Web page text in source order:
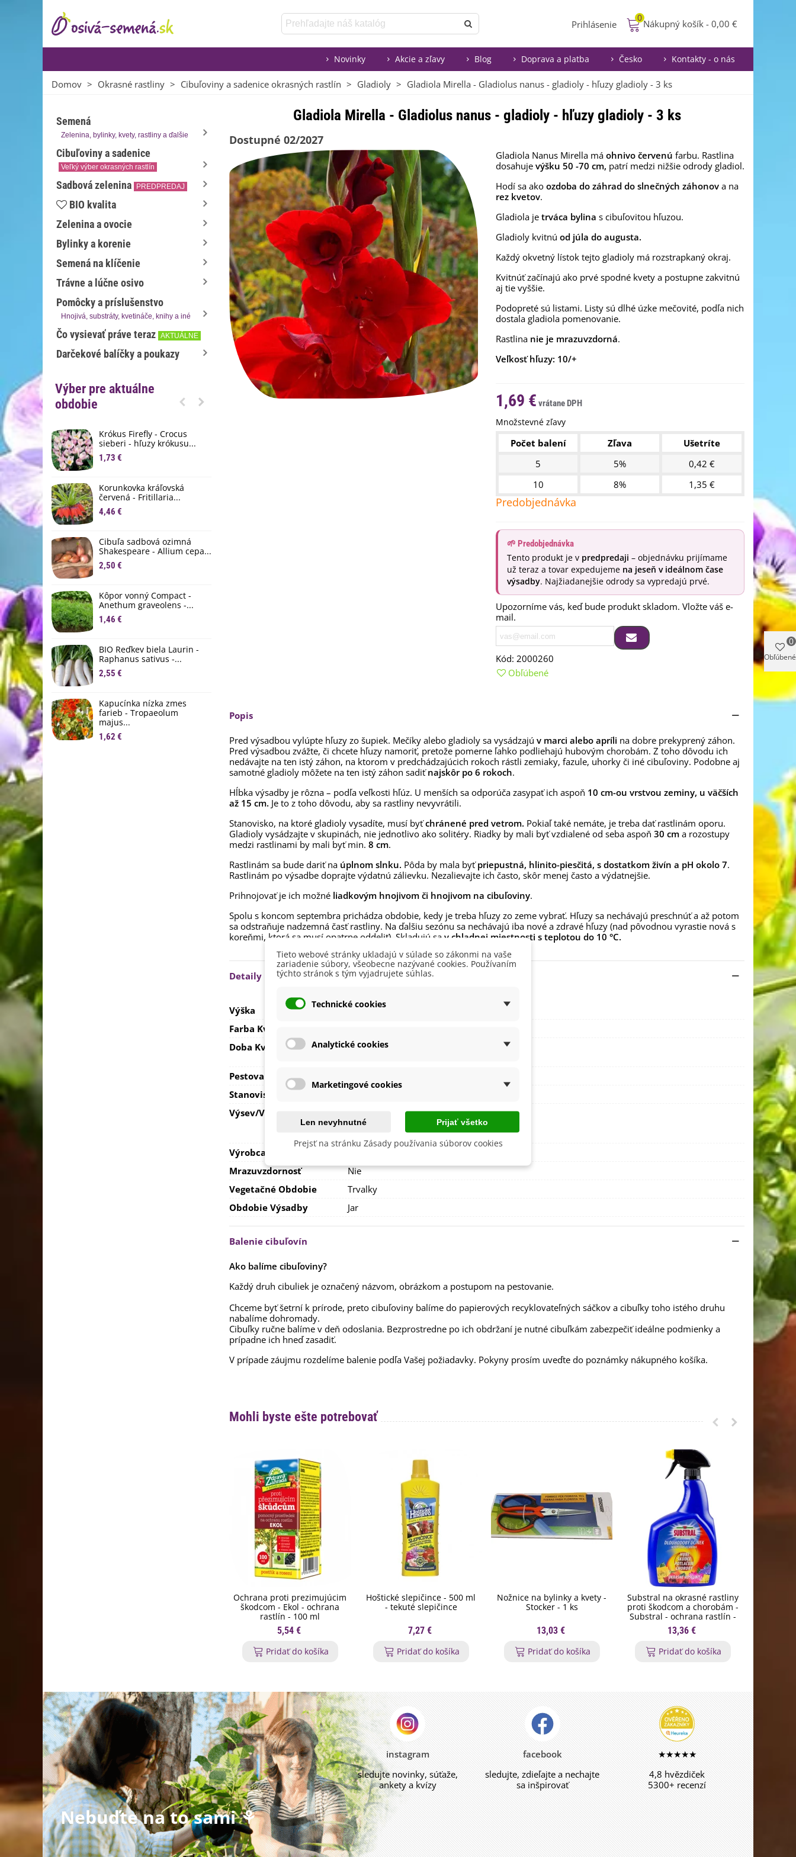
Prihlásenie
0
Nákupný košík - 0,00 €
Novinky Akcie a zľavy Blog Doprava a platba Česko Kontakty - o nás
Domov > Okrasné rastliny > Cibuľoviny a sadenice okrasných rastlín > Gladioly > Gladiola Mirella - Gladiolus nanus - gladioly - hľuzy gladioly - 3 ks
Semená
Zelenina, bylinky, kvety, rastliny a ďalšie
Cibuľoviny a sadenice
Veľký výber okrasných rastlín
Sadbová zelenina PREDPREDAJ
BIO kvalita
Zelenina a ovocie
Bylinky a korenie
Semená na klíčenie
Trávne a lúčne osivo
Pomôcky a príslušenstvo
Hnojivá, substráty, kvetináče, knihy a iné
Čo vysievať práve teraz AKTUÁLNE
Darčekové balíčky a poukazy
Výber pre aktuálne
obdobie
Krókus Firefly - Crocus
sieberi - hľuzy krókusu...
1,73 €
Korunkovka kráľovská
červená - Fritillaria...
4,46 €
Cibuľa sadbová ozimná
Shakespeare - Allium cepa...
2,50 €
Kôpor vonný Compact -
Anethum graveolens -...
1,46 €
BIO Reďkev biela Laurin -
Raphanus sativus -...
2,55 €
Kapucínka nízka zmes
farieb - Tropaeolum
majus...
1,62 €
Gladiola Mirella - Gladiolus nanus - gladioly - hľuzy gladioly - 3 ks
Dostupné 02/2027
Gladiola Nanus Mirella má ohnivo červenú farbu. Rastlina
dosahuje výšku 50 -70 cm, patrí medzi nižšie odrody gladiol.
Hodí sa ako ozdoba do záhrad do slnečných záhonov a na
rez kvetov.
Gladiola je trváca bylina s cibuľovitou hľuzou.
Gladioly kvitnú od júla do augusta.
Každý okvetný lístok tejto gladioly má rozstrapkaný okraj.
Kvitnúť začínajú ako prvé spodné kvety a postupne zakvitnú
aj tie vyššie.
Podopreté sú listami. Listy sú dlhé úzke mečovité, podľa nich
dostala gladiola pomenovanie.
Rastlina nie je mrazuvzdorná.
Veľkosť hľuzy: 10/+
1,69 €
Množstevné zľavy
Počet balení Zľava
Ušetríte
5
5%
0,42 €
10
8% 1,35 €
Predobjednávka
🌱 Predobjednávka
Tento produkt je v predpredaji – objednávku prijímame
už teraz a tovar expedujeme na jeseň v ideálnom čase
výsadby. Najžiadanejšie odrody sa vypredajú prvé.
Upozorníme vás, keď bude produkt skladom. Vložte váš e-
mail.
Kód: 2000260
Obľúbené
Popis
Pred výsadbou vylúpte hľuzy zo šupiek. Mečíky alebo gladioly sa vysádzajú v marci alebo apríli na dobre prekyprený záhon.
Pred výsadbou zvážte, či chcete hľuzy namoriť, pretože pomerne ľahko podliehajú hubovým chorobám. Z toho dôvodu ich
nedávajte na ten istý záhon, na ktorom v predchádzajúcich rokoch rástli zemiaky, fazule, uhorky či iné cibuľoviny. Podobne aj
samotné gladioly môžete na ten istý záhon sadiťnajskôr po 6 rokoch.
Hĺbka výsadby je rôzna – podľa veľkosti hľúz. U menších sa odporúča zasypať ich aspoň 10 cm-ou vrstvou zeminy, u väčších
až 15 cm. Je to z toho dôvodu, aby sa rastliny nevyvrátili.
Stanovisko, na ktoré gladioly vysadíte, musí byťchránené pred vetrom. Pokiaľ také nemáte, je treba dať rastlinám oporu.
Gladioly vysádzajte v skupinách, nie jednotlivo ako solitéry. Riadky by mali byť vzdialené od seba aspoň 30 cm a rozostupy
medzi rastlinami by mali byť min. 8 cm.
Rastlinám sa bude dariť na úplnom slnku. Pôda by mala byťpriepustná, hlinito-piesčitá, s dostatkom živín a pH okolo 7.
Rastlinám po výsadbe doprajte výdatnú zálievku. Nezalievajte ich často, skôr menej často a výdatnejšie.
Prihnojovať je ich možné liadkovým hnojivom či hnojivom na cibuľoviny.
Spolu s koncom septembra prichádza obdobie, kedy je treba hľuzy zo zeme vybrať. Hľuzy sa nechávajú preschnúť a až potom
sa odstraňuje nadzemná časť rastliny. Na ďalšiu sezónu sa nechávajú iba nové a zdravé hľuzy (nad pôvodnou vyrastie nová s
koreňmi, ktorá sa musí opatrne oddeliť). Skladujú sa v chladnej miestnosti s teplotou do 10 °C.
Detaily produktu
Výška
40 - 60 cm
Farba Kvetu
Doba Kvitnutia
August
Pestovanie
Stanovisko
Výsev/výsadba
Máj
Výrobca
Mrazuvzdornosť
Nie
Vegetačné Obdobie
Trvalky
Obdobie Výsadby
Jar
Balenie cibuľovín
Ako balíme cibuľoviny?
Každý druh cibuliek je označený názvom, obrázkom a postupom na pestovanie.
Chceme byť šetrní k prírode, preto cibuľoviny balíme do papierových recyklovateľných sáčkov a cibuľky toho istého druhu
nabalíme dohromady.
Cibuľky ručne balíme v deň odoslania. Bezprostredne po ich obdržaní je nutné cibuľkám zabezpečiť ideálne podmienky a
prípadne ich hneď zasadiť.
V prípade záujmu rozdelíme balenie podľa Vašej požiadavky. Pokyny prosím uveďte do poznámky nákupného košíka.
Mohli byste ešte potrebovať
Ochrana proti prezimujúcim
škodcom - Ekol - ochrana
rastlín - 100 ml
5,54 €
Pridať do košíka
Hoštické slepičince - 500 ml
- tekuté slepičince
7,27 €
Pridať do košíka
Nožnice na bylinky a kvety -
Stocker - 1 ks
13,03 €
Pridať do košíka
Substral na okrasné rastliny
proti škodcom a chorobám -
Substral - ochrana rastlín -
800 ml
13,36 €
Pridať do košíka
Nebuďte na to sami ⚘
instagram
sledujte novinky, súťaže,
ankety a kvízy
facebook
sledujte, zdieľajte a nechajte
sa inšpirovať
★★★★★
4,8 hvězdiček
5300+ recenzí
Obľúbené
0
Tieto webové stránky ukladajú v súlade so zákonmi na vaše
zariadenie súbory, všeobecne nazývané cookies. Používaním
týchto stránok s tým vyjadrujete súhlas.
Technické cookies
Analytické cookies
Marketingové cookies
Len nevyhnutné Prijať všetko
Prejsť na stránku Zásady používania súborov cookies